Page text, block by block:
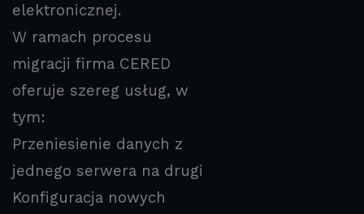
elektronicznej.
W ramach procesu
migracji firma CERED
oferuje szereg usług, w
tym:
Przeniesienie danych z
jednego serwera na drugi
Konfiguracja nowych